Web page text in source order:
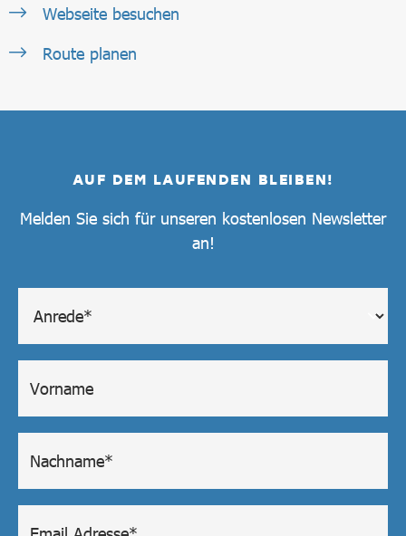
Webseite besuchen
Route planen
AUF DEM LAUFENDEN BLEIBEN!
Melden Sie sich für unseren kostenlosen Newsletter
an!